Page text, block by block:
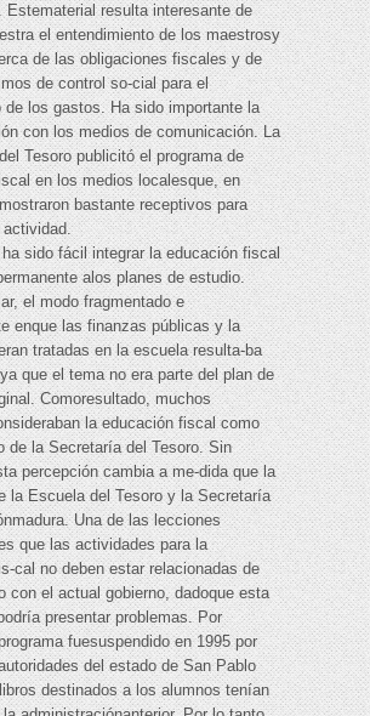
Estematerial resulta interesante de
el entendimiento de los maestrosy
de las obligaciones fiscales y de
de control so-cial para el
de los gastos. Ha sido importante la
con los medios de comunicación. La
Tesoro publicitó el programa de
en los medios localesque, en
bastante receptivos para
sido fácil integrar la educación fiscal
alos planes de estudio.
el modo fragmentado e
enque las finanzas públicas y la
tratadas en la escuela resulta-ba
que el tema no era parte del plan de
Comoresultado, muchos
la educación fiscal como
de la Secretaría del Tesoro. Sin
percepción cambia a me-dida que la
la Escuela del Tesoro y la Secretaría
Una de las lecciones
que las actividades para la
cal no deben estar relacionadas de
con el actual gobierno, dadoque esta
presentar problemas. Por
fuesuspendido en 1995 por
del estado de San Pablo
destinados a los alumnos tenían